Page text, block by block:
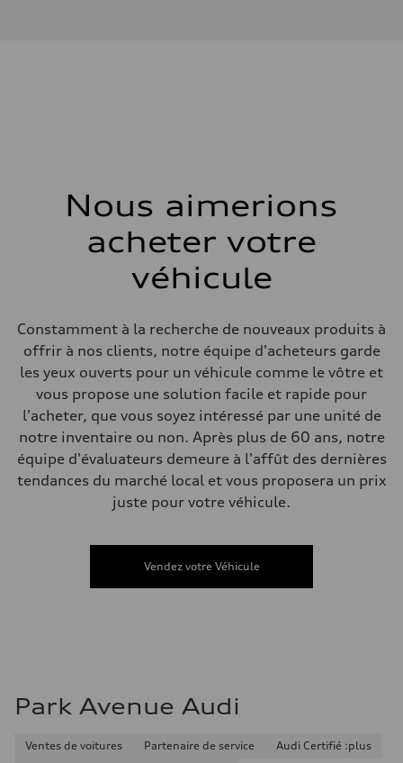
McPherson suspension strut front
Système de freinage
Système de freinage
Poids
—
Poids brut admissible
Volumes
Compartiment à bagages
Réservoir de carburant (approx.)
—
Données de rendement
Vitesse de pointe
Accélération de 0 à 100 km/h
Consommation de carburant
Consommation – ville
Nous aimerions
acheter votre
véhicule
Constamment à la recherche de nouveaux produits à
offrir à nos clients, notre équipe d'acheteurs garde
les yeux ouverts pour un véhicule comme le vôtre et
vous propose une solution facile et rapide pour
l'acheter, que vous soyez intéressé par une unité de
notre inventaire ou non. Après plus de 60 ans, notre
équipe d'évaluateurs demeure à l'affût des dernières
tendances du marché local et vous proposera un prix
juste pour votre véhicule.
Vendez votre Véhicule
Park Avenue Audi
Ventes de voitures Partenaire de service
Audi Certifié :plus